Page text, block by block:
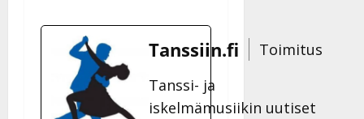
Tanssiin.fi
Toimitus
Tanssi- ja
iskelmämusiikin uutiset